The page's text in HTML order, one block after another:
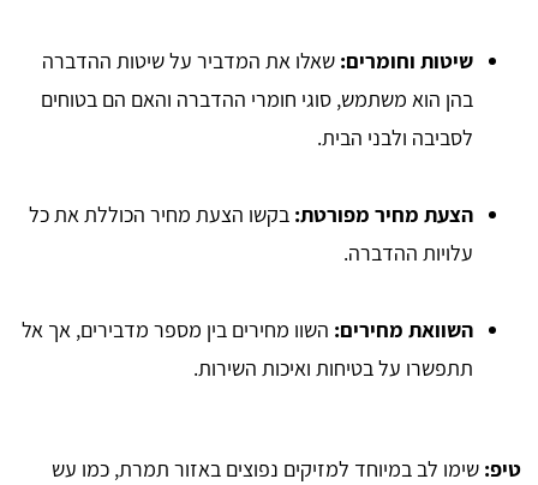
שיטות וחומרים: שאלו את המדביר על שיטות ההדברה
בהן הוא משתמש, סוגי חומרי ההדברה והאם הם בטוחים
לסביבה ולבני הבית.
הצעת מחיר מפורטת: בקשו הצעת מחיר הכוללת את כל
עלויות ההדברה.
השוואת מחירים: השוו מחירים בין מספר מדבירים, אך אל
תתפשרו על בטיחות ואיכות השירות.
טיפ: שימו לב במיוחד למזיקים נפוצים באזור תמרת, כמו עש